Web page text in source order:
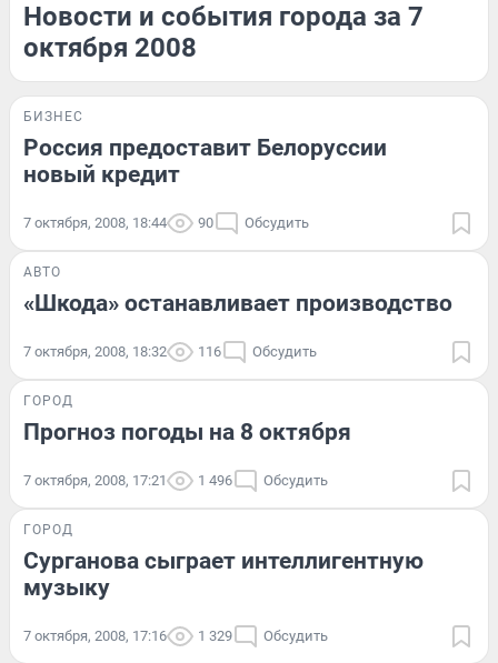
Новости и события города за 7
октября 2008
БИЗНЕС
Россия предоставит Белоруссии
новый кредит
7 октября, 2008, 18:44 90 Обсудить
АВТО
«Шкода» останавливает производство
7 октября, 2008, 18:32 116 Обсудить
ГОРОД
Прогноз погоды на 8 октября
7 октября, 2008, 17:21 1 496 Обсудить
ГОРОД
Сурганова сыграет интеллигентную
музыку
7 октября, 2008, 17:16 1 329 Обсудить